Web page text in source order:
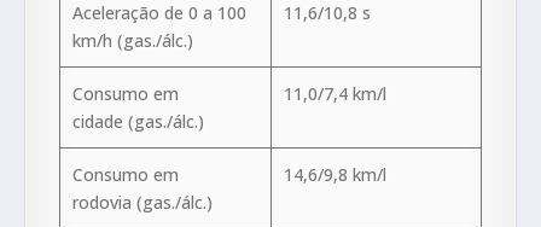
Aceleração de 0 a 100
km/h (gas./álc.)
11,6/10,8 s
Consumo em
cidade (gas./álc.)
11,0/7,4 km/l
Consumo em
rodovia (gas./álc.)
14,6/9,8 km/l